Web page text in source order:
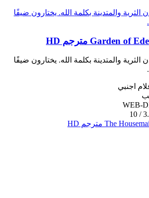
والمتدينة بكلمة الله. يختارون ضيفًا
والمتدينة بكلمة الله. يختارون ضيفًا
اجنبي
WEB-
3.5